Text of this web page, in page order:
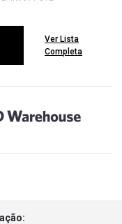
Ver Lista
Completa